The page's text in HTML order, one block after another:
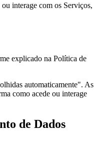
interage com os Serviços,
explicado na Política de
automaticamente". As
como acede ou interage
de Dados